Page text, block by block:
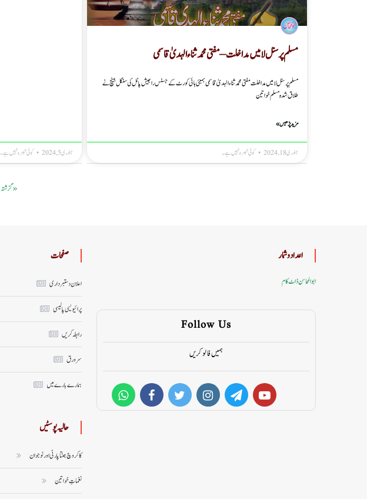
مسلم پرسنل لا میں مداخلت – مفتی محمد ثناء الہدیٰ قاسمی
مسلم پرسنل لا میں مداخلت مفتی محمد ثناء الہدیٰ قاسمی بمبئی ہائی کورٹ کے جسٹس راجیش پاٹل کی سنگل بینچ نے
طلاق شدہ مسلم خواتین
مزید پڑھیں »
جنوری 18, 2024 کوئی تبصرہ نہیں ہے۔ جنوری 5, 2024 کوئی تبصرہ نہیں ہے۔
« گزشتہ
صفحات
اعلان دستبرداری
پرائیویسی پالیسی
رابطہ کریں
سر ورق
ہمارے بارے میں
حالیہ پوسٹیں
کاکروچ جنتا پارٹی اور نوجوان
نغماتِ خواتین
اعداد وشمار
ابوالمحاسن ڈاٹ کام
Follow Us
ہمیں فالو کریں